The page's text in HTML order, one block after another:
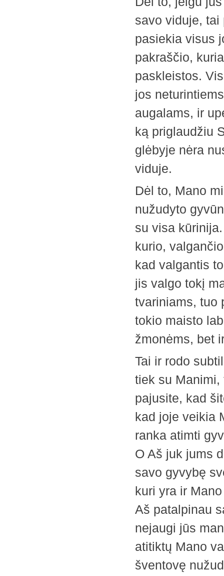
savo viduje,
pasiekia visus
pakraščio,
paskleistos.
jos
augalams, ir
ką priglaudžiu
glėbyje nėra
viduje.
Dėl to, Mano
nužudyto
su visa
kurio,
kad valgantis
jis valgo tokį
tvariniams, tuo
tokio maisto
žmonėms, bet
Tai ir rodo
tiek su
pajusite, kad
kad joje veikia
ranka atimti
O Aš juk jums
savo gyvybę
kuri yra ir
Aš patalpinau
nejaugi jūs
atitiktų Mano
šventovę